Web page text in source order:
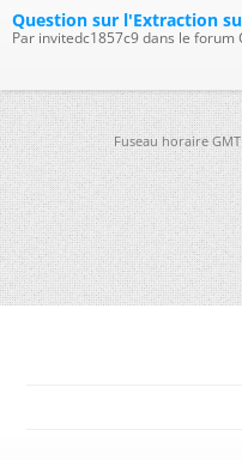
Question sur l'Extraction
Par invitedc1857c9 dans le forum
Fuseau horaire